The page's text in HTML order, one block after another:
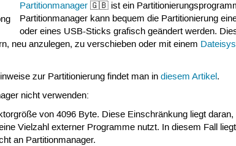
Partitionmanager🇬🇧 ist ein
Partitionmanager kann bequem die Partitionierung
oder eines USB-Sticks grafisch geändert werden.
neu anzulegen, zu verschieben oder mit einem
zur Partitionierung findet man indiesem Artikel.
nicht verwenden:
von 4096 Byte. Diese Einschränkung liegt daran,
Vielzahl externer Programme nutzt. In diesem Fall
an Partitionmanager.